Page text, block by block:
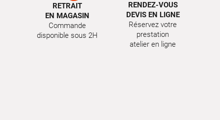
RETRAIT
EN MAGASIN
Commande
disponible sous 2H
RENDEZ-VOUS
DEVIS EN LIGNE
Réservez votre
prestation
atelier en ligne